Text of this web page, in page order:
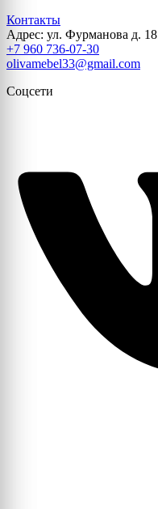
Контакты
Адрес: ул. Фурманова д. 18
+7 960 736-07-30
olivamebel33@gmail.com
Соцсети